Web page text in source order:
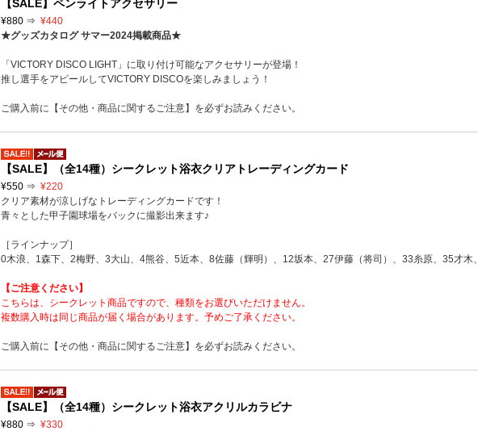
【SALE】ペンライトアクセサリー
¥880 ⇒ ¥440
★グッズカタログ サマー2024掲載商品★
「VICTORY DISCO LIGHT」に取り付け可能なアクセサリーが登場！
推し選手をアピールしてVICTORY DISCOを楽しみましょう！
ご購入前に【その他・商品に関するご注意】を必ずお読みください。
【SALE】（全14種）シークレット浴衣クリアトレーディングカード
¥550 ⇒ ¥220
クリア素材が涼しげなトレーディングカードです！
青々とした甲子園球場をバックに撮影出来ます♪
［ラインナップ］
0木浪、1森下、2梅野、3大山、4熊谷、5近本、8佐藤（輝明）、12坂本、27伊藤（将司）、33糸原、35才
【ご注意ください】
こちらは、シークレット商品ですので、種類をお選びいただけません。
複数購入時は同じ商品が届く場合があります。予めご了承ください。
ご購入前に【その他・商品に関するご注意】を必ずお読みください。
【SALE】（全14種）シークレット浴衣アクリルカラビナ
¥880 ⇒ ¥330